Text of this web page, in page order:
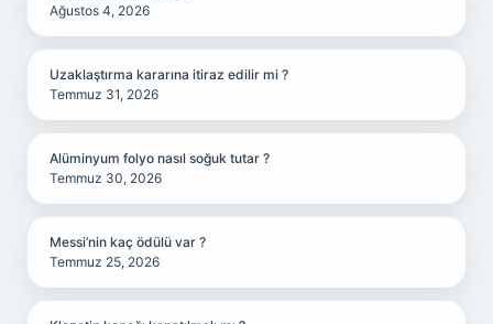
Ağustos 4, 2026
Uzaklaştırma kararına itiraz edilir mi ?
Temmuz 31, 2026
Alüminyum folyo nasıl soğuk tutar ?
Temmuz 30, 2026
Messi’nin kaç ödülü var ?
Temmuz 25, 2026